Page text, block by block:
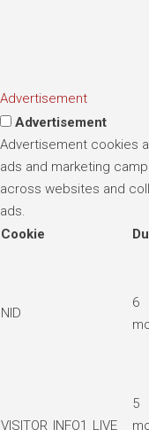
Advertisement
Advertisement
Advertisement cookies
ads and marketing
across websites and
ads.
Cookie
NID
6
VISITOR_INFO1_LIVE
5